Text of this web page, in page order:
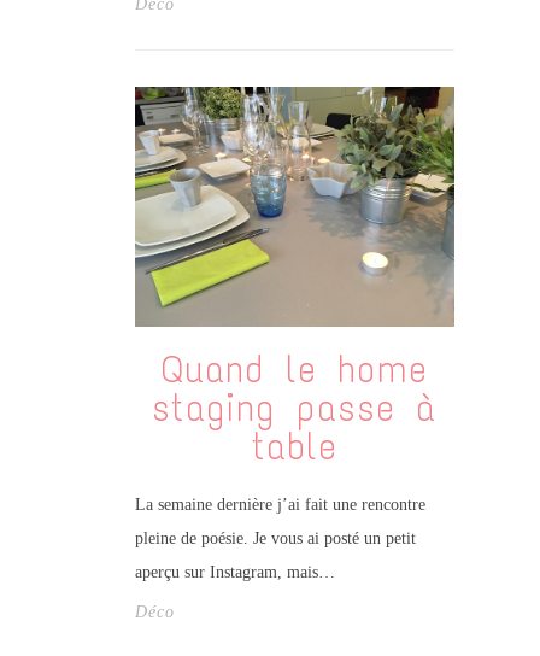
Déco
Quand le home
staging passe à
table
La semaine dernière j’ai fait une rencontre
pleine de poésie. Je vous ai posté un petit
aperçu sur Instagram, mais…
Déco